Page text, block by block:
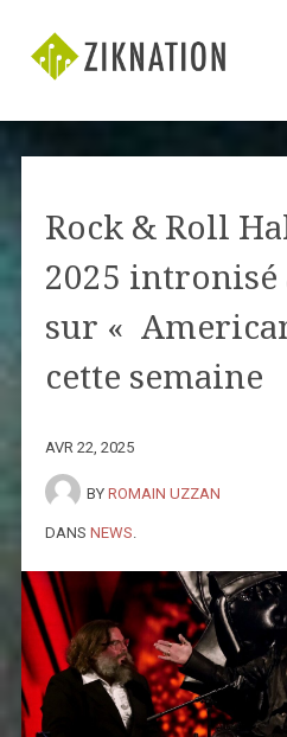
Rock & Roll
2025 intronisé
sur «
cette semaine
AVR 22, 2025
BY ROMAIN UZZAN
DANS NEWS